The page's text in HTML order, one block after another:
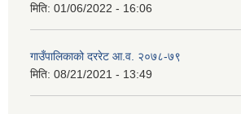
मिति: 01/06/2022 - 16:06
गाउँपालिकाको दररेट आ.व. २०७८-७९
मिति: 08/21/2021 - 13:49